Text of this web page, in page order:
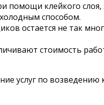
помощи клейкого
способом.
остается не так
стоимость
услуг по возведению